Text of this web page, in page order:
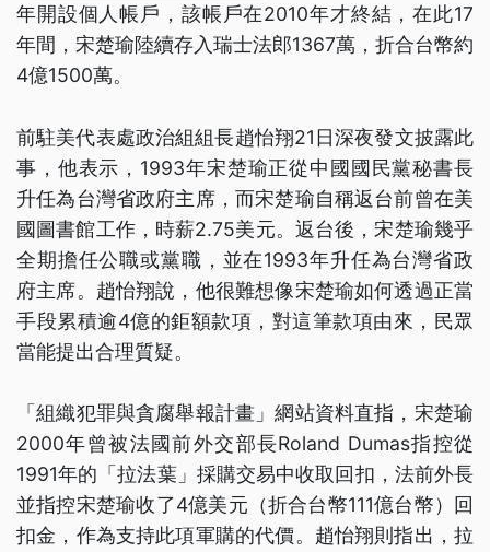
年開設個人帳戶，該帳戶在2010年才終結，在此17
年間，宋楚瑜陸續存入瑞士法郎1367萬，折合台幣約
4億1500萬。
前駐美代表處政治組組長趙怡翔21日深夜發文披露此
事，他表示，1993年宋楚瑜正從中國國民黨秘書長
升任為台灣省政府主席，而宋楚瑜自稱返台前曾在美
國圖書館工作，時薪2.75美元。返台後，宋楚瑜幾乎
全期擔任公職或黨職，並在1993年升任為台灣省政
府主席。趙怡翔說，他很難想像宋楚瑜如何透過正當
手段累積逾4億的鉅額款項，對這筆款項由來，民眾
當能提出合理質疑。
「組織犯罪與貪腐舉報計畫」網站資料直指，宋楚瑜
2000年曾被法國前外交部長Roland Dumas指控從
1991年的「拉法葉」採購交易中收取回扣，法前外長
並指控宋楚瑜收了4億美元（折合台幣111億台幣）回
扣金，作為支持此項軍購的代價。趙怡翔則指出，拉